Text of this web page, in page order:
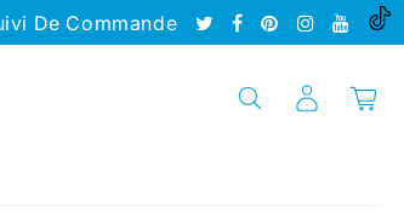
De Commande